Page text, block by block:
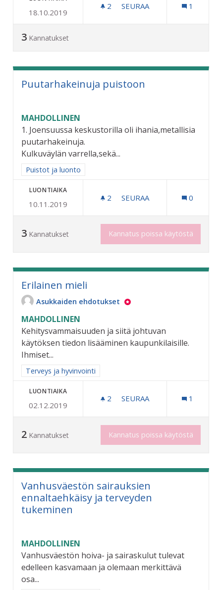
18.10.2019
2 2 SEURAAJAA
SEURAA 1
3 Kannatukset
Puutarhakeinuja puistoon
MAHDOLLINEN
1. Joensuussa keskustorilla oli ihania,metallisia
puutarhakeinuja.
Kulkuväylän varrella,sekä...
Rajaa tulokset aihepiirin mukaan: Puistot ja luonto
Puistot ja luonto
LUONTIAIKA
10.11.2019
2 2 SEURAAJAA
SEURAA 0
3 Kannatukset Kannatus poissa käytöstä
Erilainen mieli
Asukkaiden ehdotukset
MAHDOLLINEN
Kehitysvammaisuuden ja siitä johtuvan
käytöksen tiedon lisääminen kaupunkilaisille.
Ihmiset...
Rajaa tulokset aihepiirin mukaan: Terveys ja hyvinvointi
Terveys ja hyvinvointi
LUONTIAIKA
02.12.2019
2 2 SEURAAJAA
SEURAA 1
2 Kannatukset Kannatus poissa käytöstä
Vanhusväestön sairauksien
ennaltaehkäisy ja terveyden
tukeminen
MAHDOLLINEN
Vanhusväestön hoiva- ja sairaskulut tulevat
edelleen kasvamaan ja olemaan merkittävä
osa...